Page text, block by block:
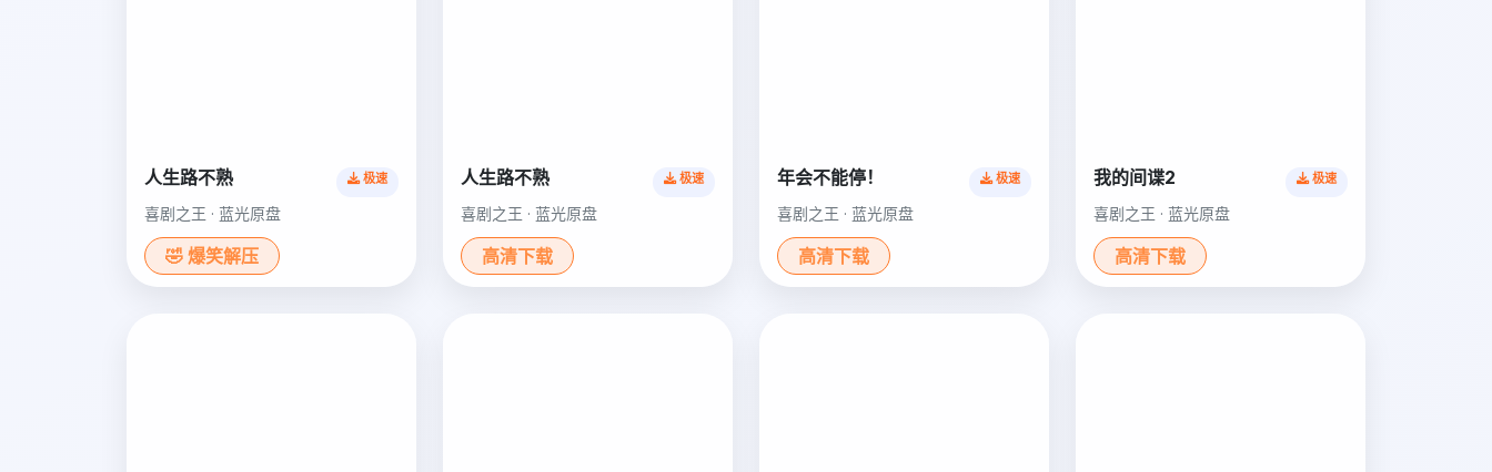
人生路不熟 极速
喜剧之王 · 蓝光原盘
🤣 爆笑解压
人生路不熟 极速
喜剧之王 · 蓝光原盘
高清下载
年会不能停！ 极速
喜剧之王 · 蓝光原盘
高清下载
我的间谍2 极速
喜剧之王 · 蓝光原盘
高清下载